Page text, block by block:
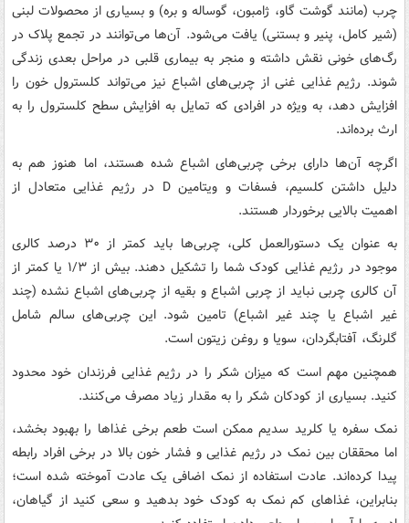
چرب (مانند گوشت گاو، ژامبون، گوساله و بره) و بسیاری از محصولات لبنی
(شیر کامل، پنیر و بستنی) یافت می‌شود. آن‌ها می‌توانند در تجمع پلاک در
رگ‌های خونی نقش داشته و منجر به بیماری قلبی در مراحل بعدی زندگی
شوند. رژیم غذایی غنی از چربی‌های اشباع نیز می‌تواند کلسترول خون را
افزایش دهد، به ویژه در افرادی که تمایل به افزایش سطح کلسترول را به
ارث برده‌اند.
اگرچه آن‌ها دارای برخی چربی‌های اشباع شده هستند، اما هنوز هم به
دلیل داشتن کلسیم، فسفات و ویتامین D در رژیم غذایی متعادل از
اهمیت بالایی برخوردار هستند.
به عنوان یک دستورالعمل کلی، چربی‌ها باید کمتر از ۳۰ درصد کالری
موجود در رژیم غذایی کودک شما را تشکیل دهند. بیش از ۱/۳ یا کمتر از
آن کالری چربی نباید از چربی اشباع و بقیه از چربی‌های اشباع نشده (چند
غیر اشباع یا چند غیر اشباع) تامین شود. این چربی‌های سالم شامل
گلرنگ، آفتابگردان، سویا و روغن زیتون است.
همچنین مهم است که میزان شکر را در رژیم غذایی فرزندان خود محدود
کنید. بسیاری از کودکان شکر را به مقدار زیاد مصرف می‌کنند.
نمک سفره یا کلرید سدیم ممکن است طعم برخی غذاها را بهبود بخشد،
اما محققان بین نمک در رژیم غذایی و فشار خون بالا در برخی افراد رابطه
پیدا کرده‌اند. عادت استفاده از نمک اضافی یک عادت آموخته شده است؛
بنابراین، غذاهای کم نمک به کودک خود بدهید و سعی کنید از گیاهان،